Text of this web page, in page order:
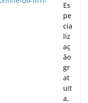
Es
pe
cia
liz
aç
ão
gr
at
uit
a,